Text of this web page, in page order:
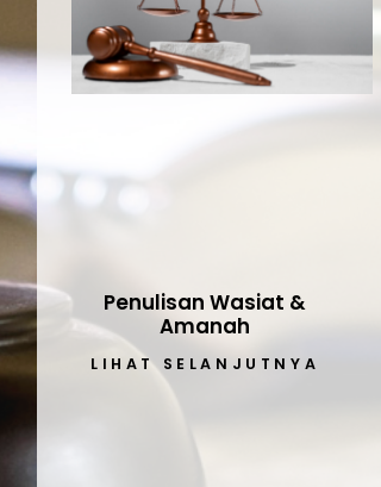
Penulisan Wasiat &
Amanah
LIHAT SELANJUTNYA